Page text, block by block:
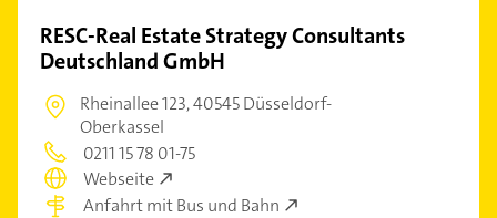
RESC-Real Estate Strategy Consultants
Deutschland GmbH
Rheinallee 123,40545 Düsseldorf-
Oberkassel
0211 15 78 01-75
Webseite
Anfahrt mit Bus und Bahn